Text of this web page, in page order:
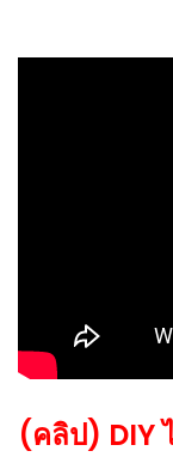
(คลิป) DIY